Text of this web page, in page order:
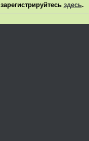
зарегистрируйтесь здесь.